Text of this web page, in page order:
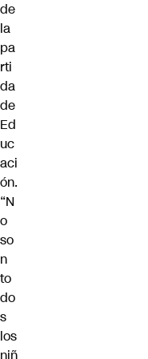
de
la
pa
rti
da
de
Ed
uc
aci
ón.
“N
o
so
n
to
do
s
los
niñ